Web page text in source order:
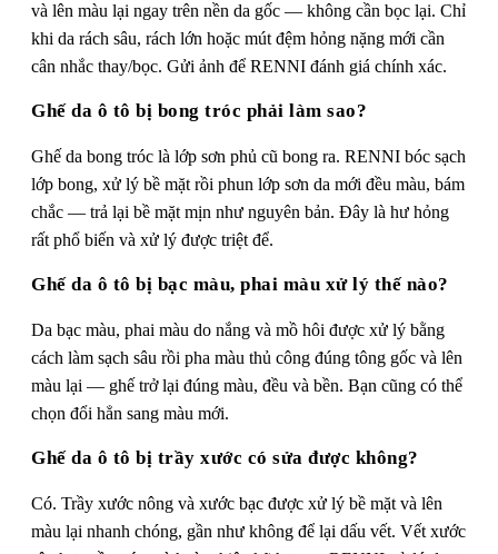
và lên màu lại ngay trên nền da gốc — không cần bọc lại. Chỉ
khi da rách sâu, rách lớn hoặc mút đệm hỏng nặng mới cần
cân nhắc thay/bọc. Gửi ảnh để RENNI đánh giá chính xác.
Ghế da ô tô bị bong tróc phải làm sao?
Ghế da bong tróc là lớp sơn phủ cũ bong ra. RENNI bóc sạch
lớp bong, xử lý bề mặt rồi phun lớp sơn da mới đều màu, bám
chắc — trả lại bề mặt mịn như nguyên bản. Đây là hư hỏng
rất phổ biến và xử lý được triệt để.
Ghế da ô tô bị bạc màu, phai màu xử lý thế nào?
Da bạc màu, phai màu do nắng và mồ hôi được xử lý bằng
cách làm sạch sâu rồi pha màu thủ công đúng tông gốc và lên
màu lại — ghế trở lại đúng màu, đều và bền. Bạn cũng có thể
chọn đổi hẳn sang màu mới.
Ghế da ô tô bị trầy xước có sửa được không?
Có. Trầy xước nông và xước bạc được xử lý bề mặt và lên
màu lại nhanh chóng, gần như không để lại dấu vết. Vết xước